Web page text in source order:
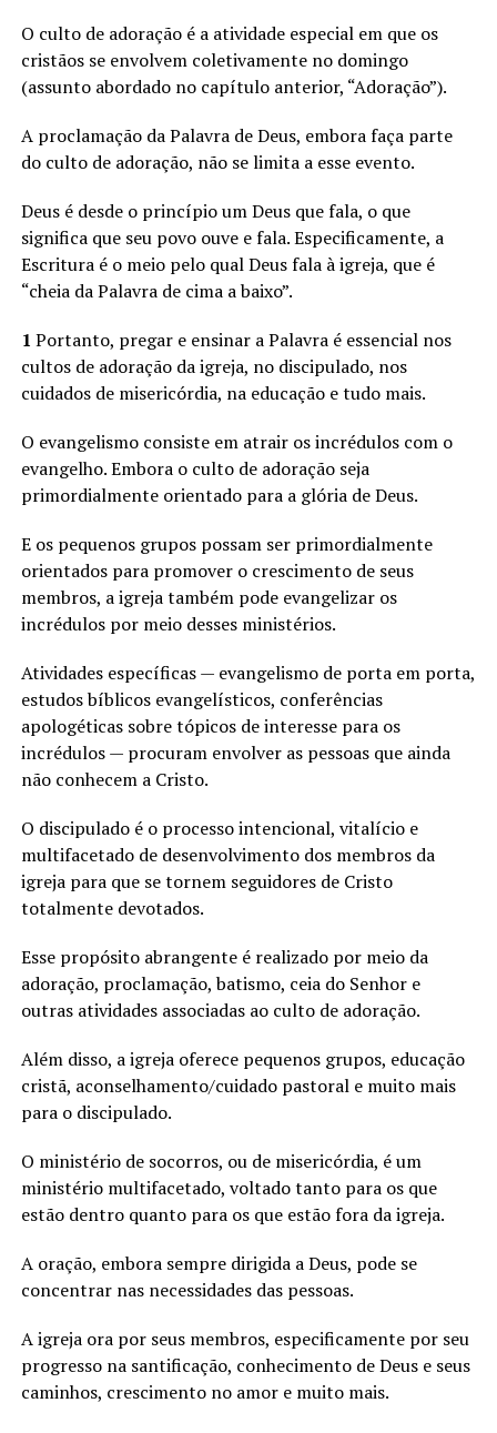
O culto de adoração é a atividade especial em que os
cristãos se envolvem coletivamente no domingo
(assunto abordado no capítulo anterior, “Adoração”).
A proclamação da Palavra de Deus, embora faça parte
do culto de adoração, não se limita a esse evento.
Deus é desde o princípio um Deus que fala, o que
significa que seu povo ouve e fala. Especificamente, a
Escritura é o meio pelo qual Deus fala à igreja, que é
“cheia da Palavra de cima a baixo”.
1 Portanto, pregar e ensinar a Palavra é essencial nos
cultos de adoração da igreja, no discipulado, nos
cuidados de misericórdia, na educação e tudo mais.
O evangelismo consiste em atrair os incrédulos com o
evangelho. Embora o culto de adoração seja
primordialmente orientado para a glória de Deus.
E os pequenos grupos possam ser primordialmente
orientados para promover o crescimento de seus
membros, a igreja também pode evangelizar os
incrédulos por meio desses ministérios.
Atividades específicas — evangelismo de porta em porta,
estudos bíblicos evangelísticos, conferências
apologéticas sobre tópicos de interesse para os
incrédulos — procuram envolver as pessoas que ainda
não conhecem a Cristo.
O discipulado é o processo intencional, vitalício e
multifacetado de desenvolvimento dos membros da
igreja para que se tornem seguidores de Cristo
totalmente devotados.
Esse propósito abrangente é realizado por meio da
adoração, proclamação, batismo, ceia do Senhor e
outras atividades associadas ao culto de adoração.
Além disso, a igreja oferece pequenos grupos, educação
cristã, aconselhamento/cuidado pastoral e muito mais
para o discipulado.
O ministério de socorros, ou de misericórdia, é um
ministério multifacetado, voltado tanto para os que
estão dentro quanto para os que estão fora da igreja.
A oração, embora sempre dirigida a Deus, pode se
concentrar nas necessidades das pessoas.
A igreja ora por seus membros, especificamente por seu
progresso na santificação, conhecimento de Deus e seus
caminhos, crescimento no amor e muito mais.